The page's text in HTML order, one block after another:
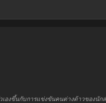
งขึ้นกับการแข่งขันคนต่างด้าวของนั